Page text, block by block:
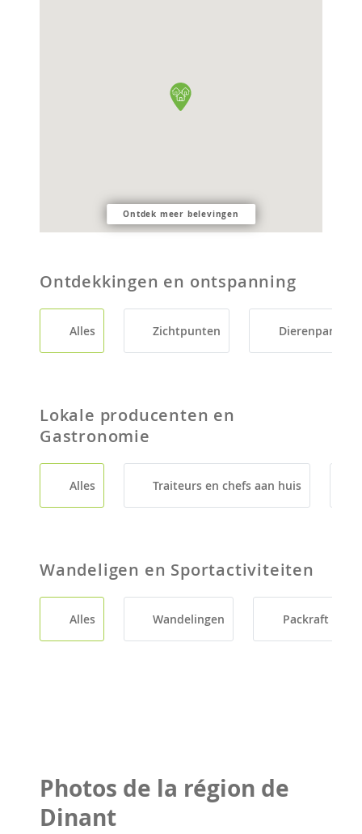
Ontdek meer belevingen
Ontdekkingen en ontspanning
Alles Zichtpunten Dierenparken
Lokale producenten en
Gastronomie
Alles Traiteurs en chefs aan huis
Wandeligen en Sportactiviteiten
Alles Wandelingen Packraft
Photos de la région de
Dinant